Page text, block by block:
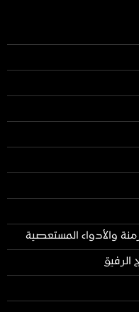
والأدواء المستعصية